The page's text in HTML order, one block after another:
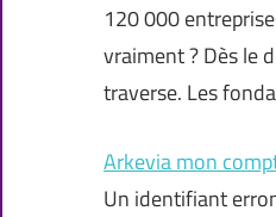
120 000
vraiment ? Dès le
traverse. Les
Arkevia mon
Un identifiant